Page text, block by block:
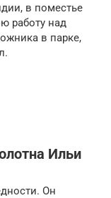
в поместье
работу над
в парке,
Ильи
Он